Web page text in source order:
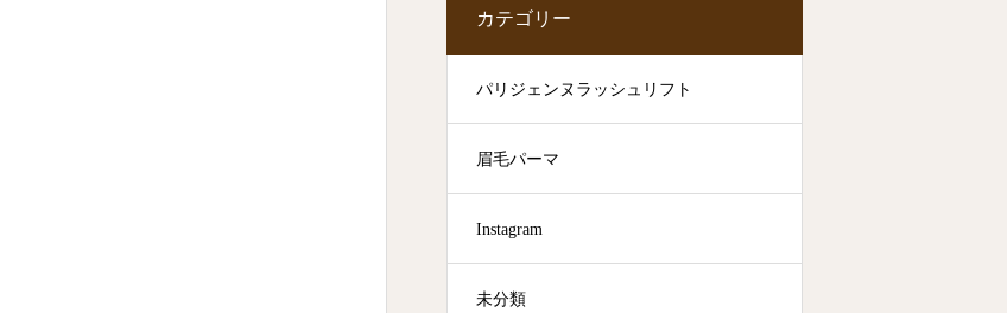
カテゴリー
パリジェンヌラッシュリフト
眉毛パーマ
Instagram
未分類